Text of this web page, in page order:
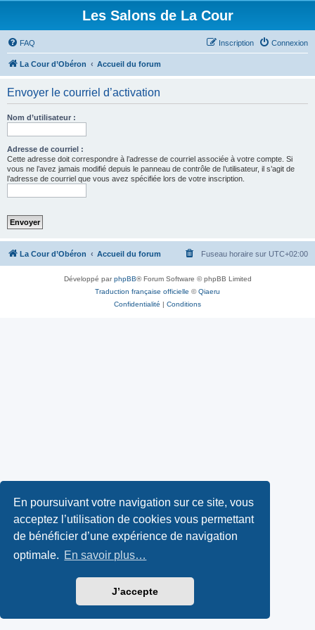
En poursuivant votre navigation sur ce site, vous
acceptez l’utilisation de cookies vous permettant
de bénéficier d’une expérience de navigation
optimale. En savoir plus…
J’accepte
Les Salons de La Cour
FAQ Connexion
Inscription
La Cour d’Obéron Accueil du forum
Envoyer le courriel d’activation
Nom d’utilisateur :
Adresse de courriel :
Cette adresse doit correspondre à l’adresse de courriel associée à votre compte. Si
vous ne l’avez jamais modifié depuis le panneau de contrôle de l’utilisateur, il s’agit de
l’adresse de courriel que vous avez spécifiée lors de votre inscription.
La Cour d’Obéron Accueil du forum Fuseau horaire sur UTC+02:00
Développé parphpBB® Forum Software © phpBB Limited
Traduction française officielle ©Qiaeru
Confidentialité | Conditions